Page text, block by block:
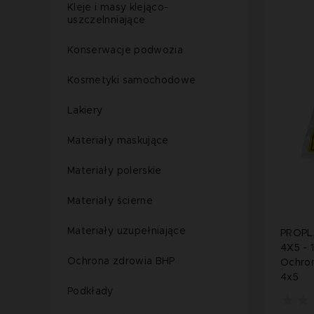
Kleje i masy klejąco-
uszczelnniające
Konserwacje podwozia
Kosmetyki samochodowe
Lakiery
Materiały maskujące
Materiały polerskie
Materiały ścierne
Materiały uzupełniające
Ochrona zdrowia BHP
Podkłady
4X5 -
4x5